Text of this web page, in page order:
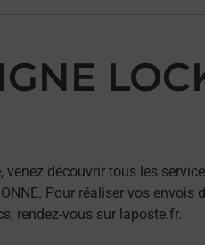
découvrir tous les
Pour réaliser vos envois
rendez-vous sur laposte.fr.